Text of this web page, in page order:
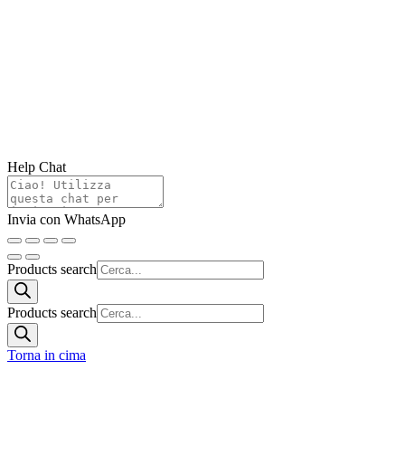
Help Chat
Invia con WhatsApp
Products search
Products search
Torna in cima